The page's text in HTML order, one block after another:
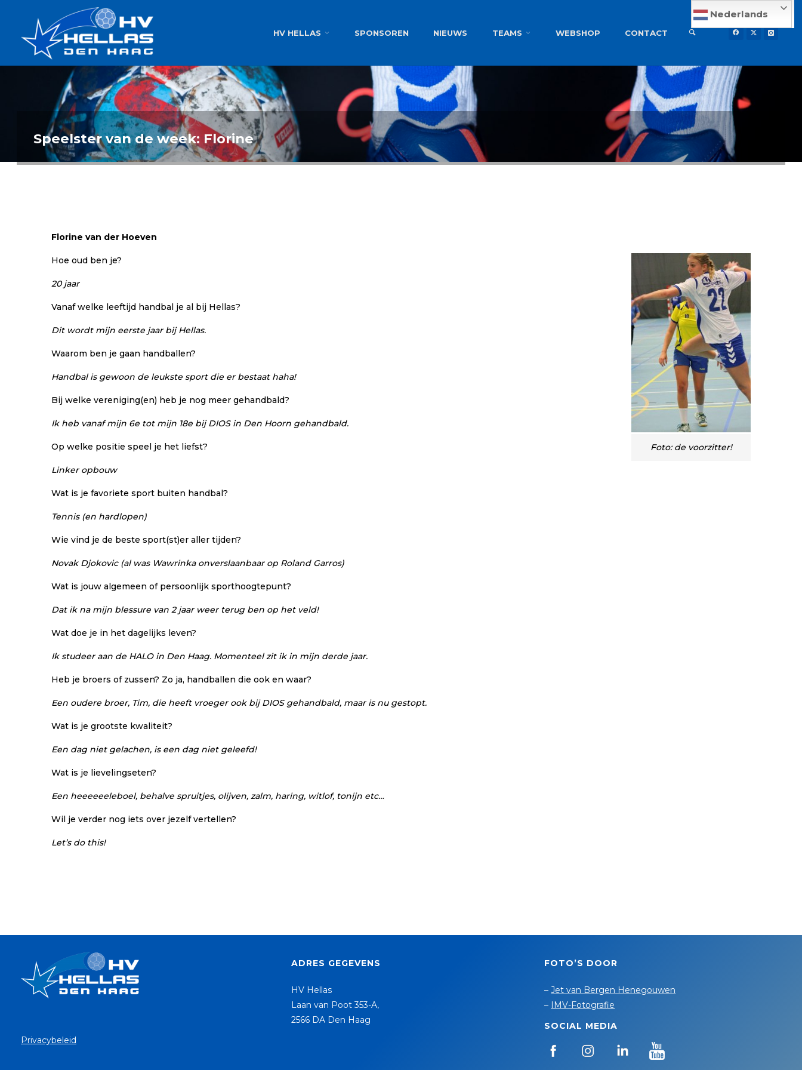
AMBITIE
HV HELLAS SPONSOREN NIEUWS TEAMS WEBSHOP CONTACT
Nederlands
Speelster van de week: Florine
Florine van der Hoeven
Foto: de voorzitter!
Hoe oud ben je?
20 jaar
Vanaf welke leeftijd handbal je al bij Hellas?
Dit wordt mijn eerste jaar bij Hellas.
Waarom ben je gaan handballen?
Handbal is gewoon de leukste sport die er bestaat haha!
Bij welke vereniging(en) heb je nog meer gehandbald?
Ik heb vanaf mijn 6e tot mijn 18e bij DIOS in Den Hoorn gehandbald.
Op welke positie speel je het liefst?
Linker opbouw
Wat is je favoriete sport buiten handbal?
Tennis (en hardlopen)
Wie vind je de beste sport(st)er aller tijden?
Novak Djokovic (al was Wawrinka onverslaanbaar op Roland Garros)
Wat is jouw algemeen of persoonlijk sporthoogtepunt?
Dat ik na mijn blessure van 2 jaar weer terug ben op het veld!
Wat doe je in het dagelijks leven?
Ik studeer aan de HALO in Den Haag. Momenteel zit ik in mijn derde jaar.
Heb je broers of zussen? Zo ja, handballen die ook en waar?
Een oudere broer, Tim, die heeft vroeger ook bij DIOS gehandbald, maar is nu gestopt.
Wat is je grootste kwaliteit?
Een dag niet gelachen, is een dag niet geleefd!
Wat is je lievelingseten?
Een heeeeeeleboel, behalve spruitjes, olijven, zalm, haring, witlof, tonijn etc…
Wil je verder nog iets over jezelf vertellen?
Let’s do this!
Privacybeleid
ADRES GEGEVENS
HV Hellas
Laan van Poot 353-A,
2566 DA Den Haag
FOTO’S DOOR
–Jet van Bergen Henegouwen
– IMV-Fotografie
SOCIAL MEDIA